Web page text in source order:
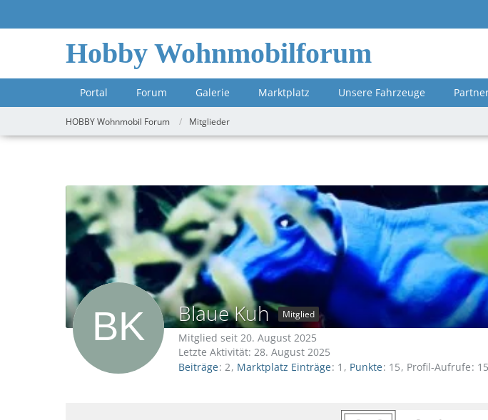
Hobby Wohnmobilforum
Portal Forum Galerie Marktplatz Unsere Fahrzeuge
HOBBY Wohnmobil Forum Mitglieder
Blaue Kuh Mitglied
Mitglied seit 20. August 2025
Letzte Aktivität: 28. August 2025
Beiträge 2 Marktplatz Einträge 1 Punkte 15 Profil-Aufrufe